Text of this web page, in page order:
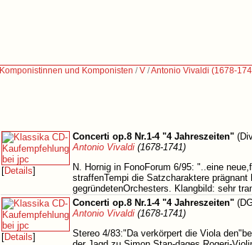
Komponistinnen und Komponisten /V /Antonio Vivaldi (1678-
[Details]
Concerti op.8 Nr.1-4 "4 Jahreszeiten"
Antonio Vivaldi (1678-1741)
N. Hornig in FonoForum 6/95: "..eine
straffenTempi die Satzcharaktere
gegründetenOrchesters. Klangbild: sehr
[Details]
Concerti op.8 Nr.1-4 "4 Jahreszeiten"
Antonio Vivaldi (1678-1741)
Stereo 4/83:"Da verkörpert die Viola